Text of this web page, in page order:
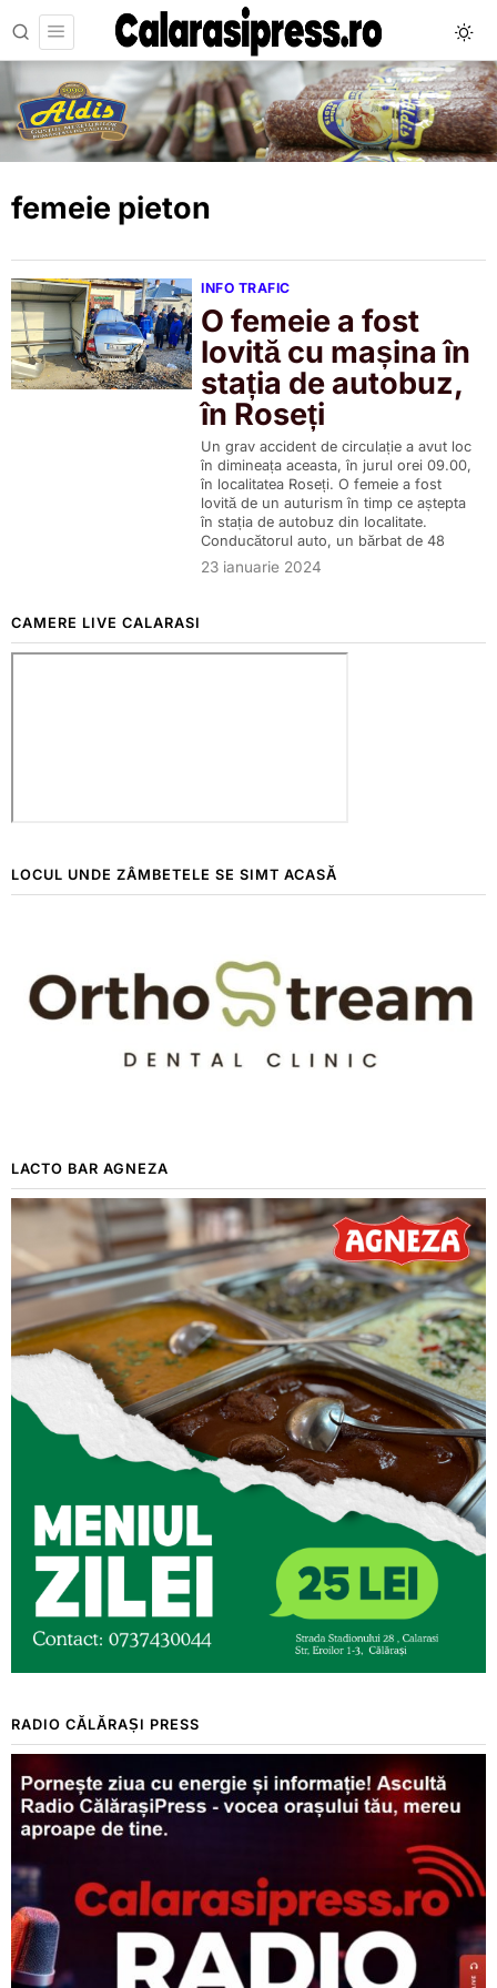
femeie pieton
INFO TRAFIC
O femeie a fost
lovită cu mașina în
stația de autobuz,
în Roseți
Un grav accident de circulație a avut loc
în dimineața aceasta, în jurul orei 09.00,
în localitatea Roseți. O femeie a fost
lovită de un auturism în timp ce aștepta
în stația de autobuz din localitate.
Conducătorul auto, un bărbat de 48
23 ianuarie 2024
CAMERE LIVE CALARASI
LOCUL UNDE ZÂMBETELE SE SIMT ACASĂ
LACTO BAR AGNEZA
RADIO CĂLĂRAȘI PRESS